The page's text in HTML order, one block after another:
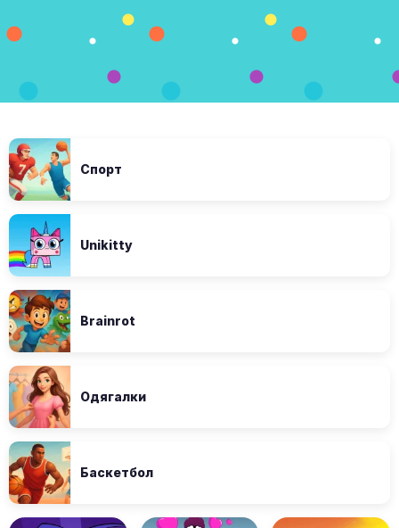
Спорт
Unikitty
Brainrot
Одягалки
Баскетбол